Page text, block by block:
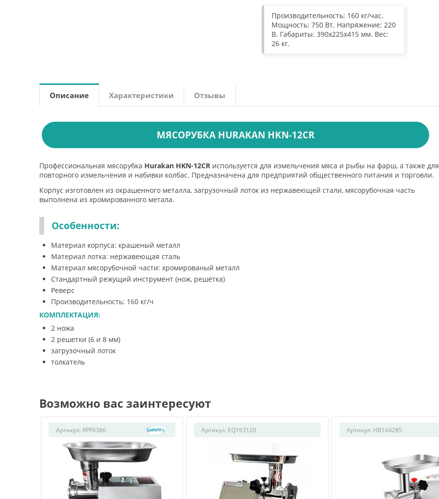
Производительность: 160 кг/час.
Мощность: 750 Вт. Напряжение: 220
В. Габариты: 390х225х415 мм. Вес:
26 кг.
Описание Характеристики Отзывы
МЯСОРУБКА HURAKAN HKN-12CR
Профессиональная мясорубка Hurakan HKN-12CR используется для измельчения мяса и рыбы на фарш, а также для
повторного измельчения и набивки колбас. Предназначена для предприятий общественного питания и торговли.
Корпус изготовлен из окрашенного металла, загрузочный лоток из нержавеющей стали, мясорубочная часть
выполнена из хромированного метала.
Особенности:
Материал корпуса: крашеный металл
Материал лотка: нержавеющая сталь
Материал мясорубочной части: хромированый металл
Стандартный режущий инструмент (нож, решётка)
Реверс
Производительность: 160 кг/ч
КОМПЛЕКТАЦИЯ:
2 ножа
2 решетки (6 и 8 мм)
загрузочный лоток
толкатель
Возможно вас заинтересуют
Артикул: RPF6386 Артикул: EQ163120 Артикул: HB164285